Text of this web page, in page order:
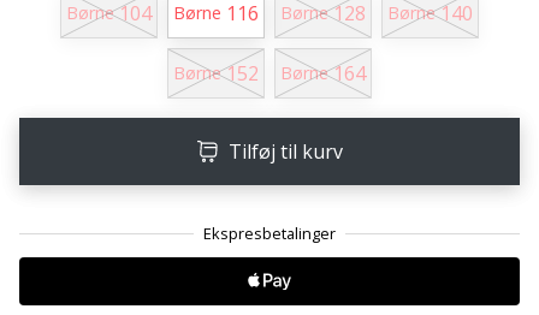
2 min. Læsning
Weplayvolleyball
program
du
egen
Børne 104 Børne 116 Børne 128 Børne 140
Børne 152 Børne 164
Tilføj til kurv